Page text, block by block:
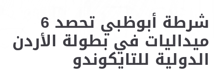
شرطة أبوظبي تحصد 6
ميداليات في بطولة الأردن
الدولية للتايكوندو